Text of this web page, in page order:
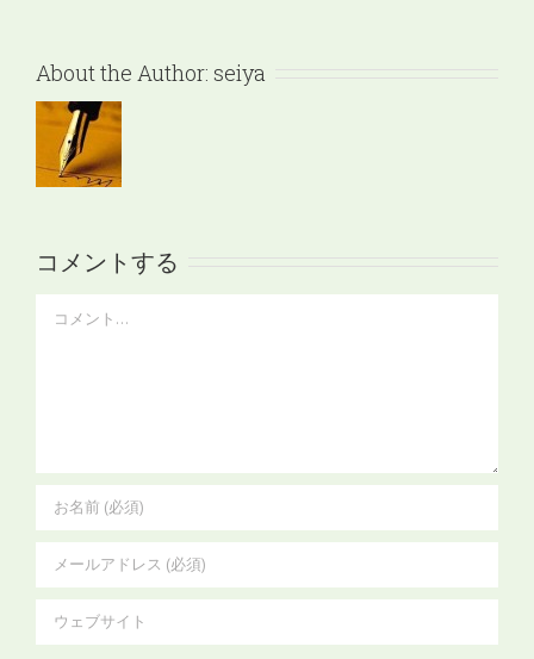
About the Author: seiya
コメントする
Comment